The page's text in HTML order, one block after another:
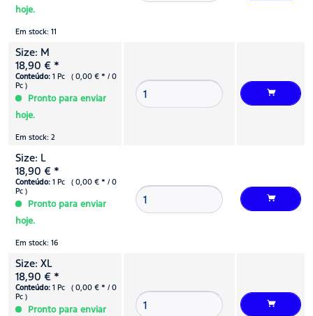
hoje.
Em stock: 11
Size: M
18,90 € *
Conteúdo: 1 Pc ( 0,00 € * / 0
Pc )
Pronto para enviar
hoje.
Em stock: 2
Size: L
18,90 € *
Conteúdo: 1 Pc ( 0,00 € * / 0
Pc )
Pronto para enviar
hoje.
Em stock: 16
Size: XL
18,90 € *
Conteúdo: 1 Pc ( 0,00 € * / 0
Pc )
Pronto para enviar